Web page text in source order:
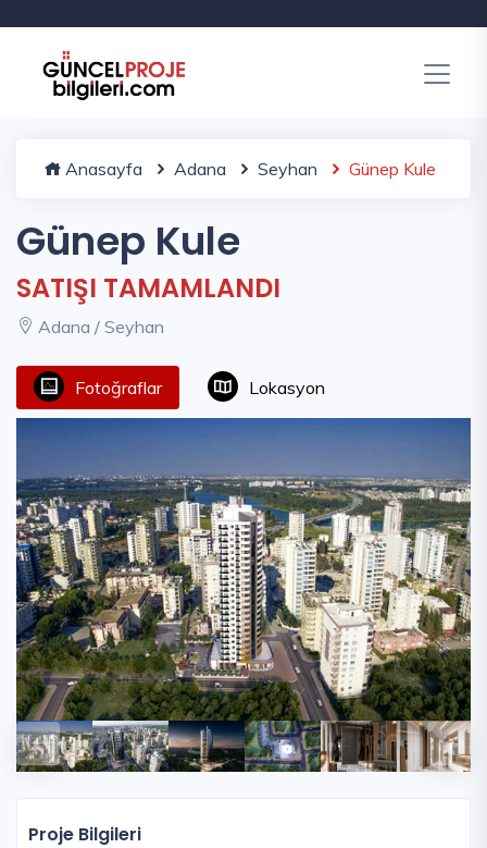
Anasayfa Adana Seyhan Günep Kule
Günep Kule
SATIŞI TAMAMLANDI
Adana / Seyhan
Fotoğraflar Lokasyon
Proje Bilgileri